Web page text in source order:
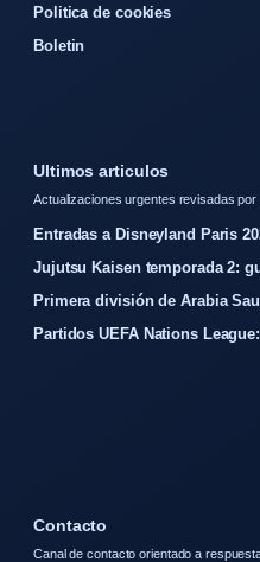
Politica de cookies
Boletin
Ultimos articulos
Actualizaciones urgentes revisadas por
Entradas a Disneyland Paris
Jujutsu Kaisen temporada 2:
Primera división de Arabia
Partidos UEFA Nations
Contacto
Canal de contacto orientado a